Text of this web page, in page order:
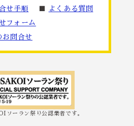
せ手順
よくある質問
フォーム
問合せ
ソーラン祭り公認業者です。